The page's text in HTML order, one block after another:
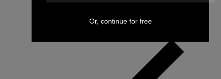
Or, continue for free